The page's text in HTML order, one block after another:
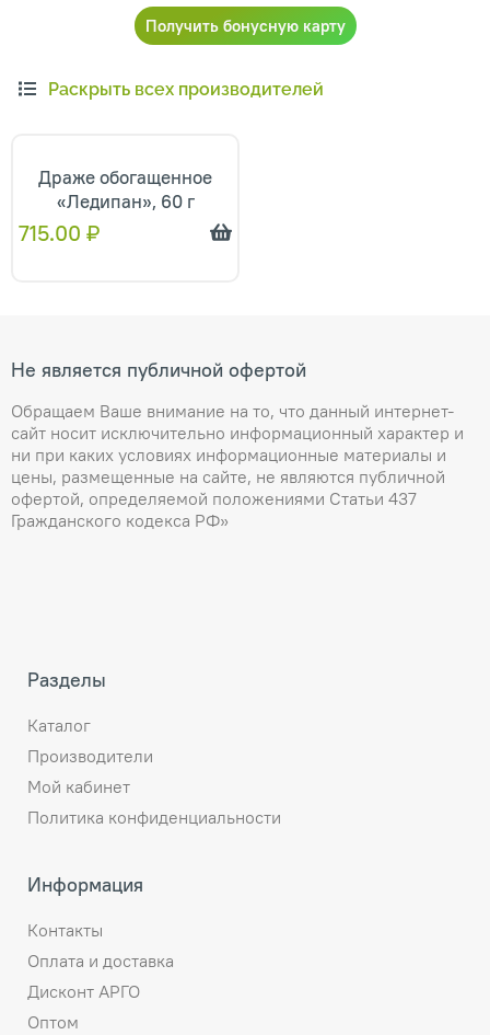
Получить бонусную карту
Раскрыть всех производителей
Драже обогащенное
«Ледипан», 60 г
715.00 ₽
Не является публичной офертой
Обращаем Ваше внимание на то, что данный интернет-
сайт носит исключительно информационный характер и
ни при каких условиях информационные материалы и
цены, размещенные на сайте, не являются публичной
офертой, определяемой положениями Статьи 437
Гражданского кодекса РФ»
Разделы
Каталог
Производители
Мой кабинет
Политика конфиденциальности
Информация
Контакты
Оплата и доставка
Дисконт АРГО
Оптом